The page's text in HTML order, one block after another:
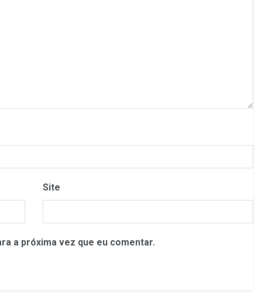
Site
a próxima vez que eu comentar.